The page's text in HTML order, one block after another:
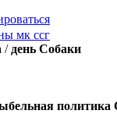
мк ссг
/ день Собаки
политика